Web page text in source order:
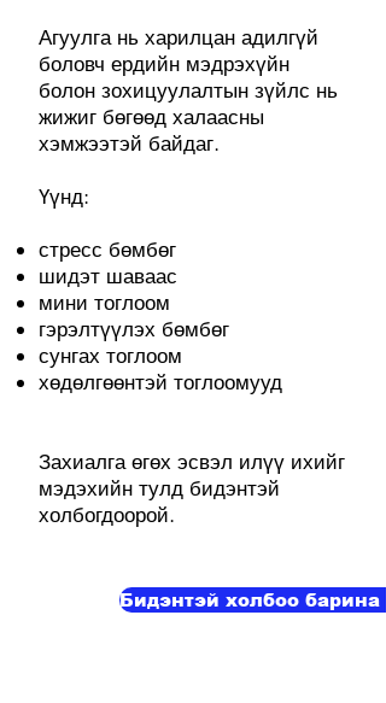
Агуулга нь харилцан адилгүй
боловч ердийн мэдрэхүйн
болон зохицуулалтын зүйлс нь
жижиг бөгөөд халаасны
хэмжээтэй байдаг.
Үүнд:
стресс бөмбөг
шидэт шаваас
мини тоглоом
гэрэлтүүлэх бөмбөг
сунгах тоглоом
хөдөлгөөнтэй тоглоомууд
Захиалга өгөх эсвэл илүү ихийг
мэдэхийн тулд бидэнтэй
холбогдоорой.
Бидэнтэй холбоо барина